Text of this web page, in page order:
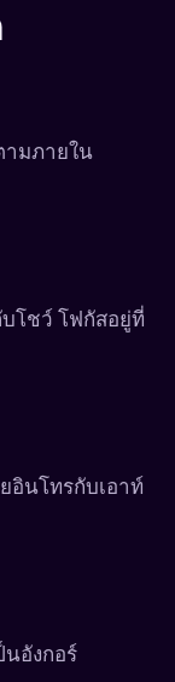
มภายใน
โชว์ โฟกัสอยู่ที่
อินโทรกับเอาท์
นอังกอร์